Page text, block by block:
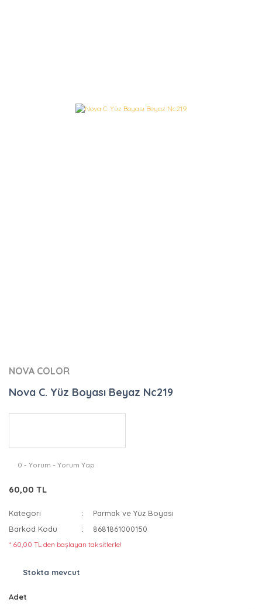
NOVA COLOR
Nova C. Yüz Boyası Beyaz Nc219
0 - Yorum - Yorum Yap
60,00 TL
Kategori
Parmak ve Yüz Boyası
Barkod Kodu
8681861000150
* 60,00 TL den başlayan taksitlerle!
Stokta mevcut
Adet